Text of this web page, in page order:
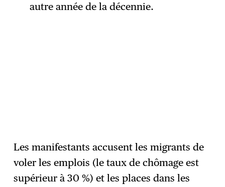
autre année de la décennie.
Les manifestants accusent les migrants de
voler les emplois (le taux de chômage est
supérieur à 30 %) et les places dans les